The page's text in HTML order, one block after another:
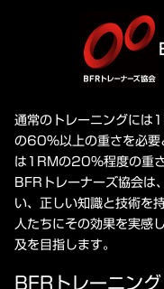
通常のトレーニングには
の60%以上の重さを必
は1RMの20%程度の重
BFRトレーナーズ協会は
い、正しい知識と技術を
人たちにその効果を実感
及を目指します。